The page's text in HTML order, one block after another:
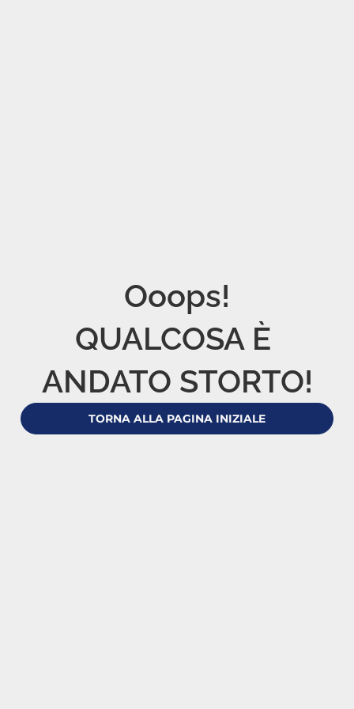
Ooops!
QUALCOSA È
ANDATO STORTO!
TORNA ALLA PAGINA INIZIALE